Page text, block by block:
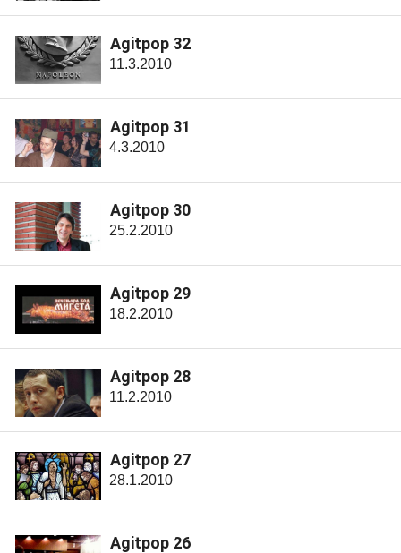
Agitpop 32
11.3.2010
Agitpop 31
4.3.2010
Agitpop 30
25.2.2010
Agitpop 29
18.2.2010
Agitpop 28
11.2.2010
Agitpop 27
28.1.2010
Agitpop 26